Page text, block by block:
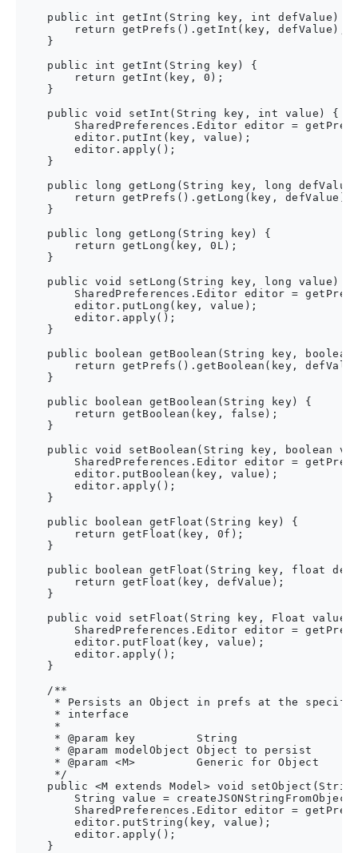
    public int getInt(String key, int defValue) {
        return getPrefs().getInt(key, defValue);
    }
    public int getInt(String key) {
        return getInt(key, 0);
    }
    public void setInt(String key, int value) {
SharedPreferences.Editor editor =
        editor.putInt(key, value);
        editor.apply();
    }
public long getLong(String key, long
        return getPrefs().getLong(key, defValue);
    }
    public long getLong(String key) {
        return getLong(key, 0L);
    }
    public void setLong(String key, long value) {
SharedPreferences.Editor editor =
        editor.putLong(key, value);
        editor.apply();
    }
public boolean getBoolean(String key, boolean
return getPrefs().getBoolean(key,
    }
    public boolean getBoolean(String key) {
        return getBoolean(key, false);
    }
public void setBoolean(String key, boolean
SharedPreferences.Editor editor =
        editor.putBoolean(key, value);
        editor.apply();
    }
    public boolean getFloat(String key) {
        return getFloat(key, 0f);
    }
public boolean getFloat(String key, float
        return getFloat(key, defValue);
    }
public void setFloat(String key, Float value)
SharedPreferences.Editor editor =
        editor.putFloat(key, value);
        editor.apply();
    }
    /**
* Persists an Object in prefs at the
     * interface
     *
     * @param key         String
     * @param modelObject Object to persist
     * @param <M>         Generic for Object
     */
public <M extends Model> void
String value =
SharedPreferences.Editor editor =
        editor.putString(key, value);
        editor.apply();
    }